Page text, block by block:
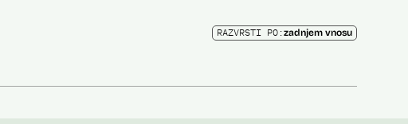
RAZVRSTI PO:zadnjem vnosu